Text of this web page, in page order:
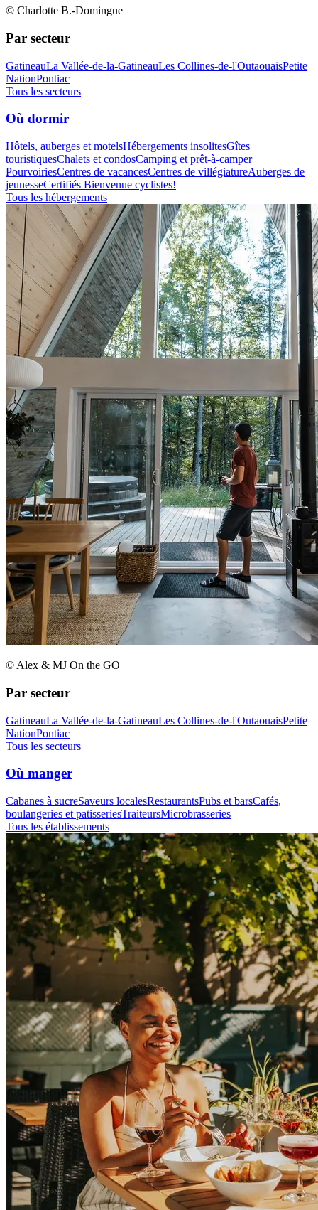
© Charlotte B.-Domingue
Par secteur
GatineauLa Vallée-de-la-GatineauLes Collines-de-l'OutaouaisPetite
NationPontiac
Tous les secteurs
Où dormir
Hôtels, auberges et motelsHébergements insolitesGîtes
touristiquesChalets et condosCamping et prêt-à-camper
PourvoiriesCentres de vacancesCentres de villégiatureAuberges de
jeunesseCertifiés Bienvenue cyclistes!
Tous les hébergements
© Alex & MJ On the GO
Par secteur
GatineauLa Vallée-de-la-GatineauLes Collines-de-l'OutaouaisPetite
NationPontiac
Tous les secteurs
Où manger
Cabanes à sucreSaveurs localesRestaurantsPubs et barsCafés,
boulangeries et patisseriesTraiteursMicrobrasseries
Tous les établissements